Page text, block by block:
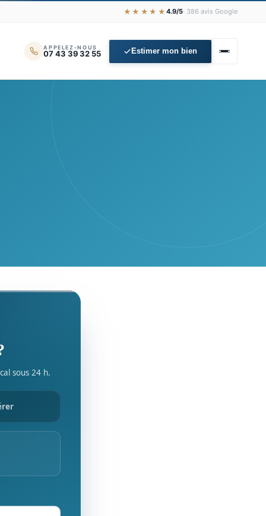
★★★★★ 4.9/5· 386 avis Google
APPELEZ-NOUS
07 43 39 32 55 Estimer mon bien
sous 24 h.